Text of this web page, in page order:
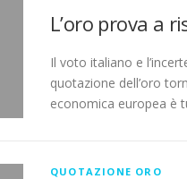
L’oro prova a
Il voto italiano e
quotazione dell’oro
economica europea è
QUOTAZIONE ORO